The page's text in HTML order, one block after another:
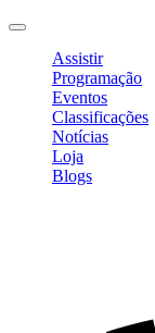
Assistir
Programação
Eventos
Classificações
Notícias
Loja
Blogs